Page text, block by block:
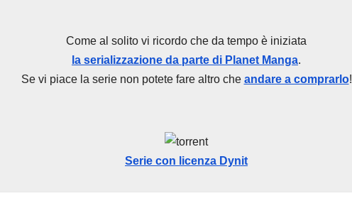
Come al solito vi ricordo che da tempo è iniziata
la serializzazione da parte di Planet Manga.
Se vi piace la serie non potete fare altro che andare a comprarlo!
Serie con licenza Dynit